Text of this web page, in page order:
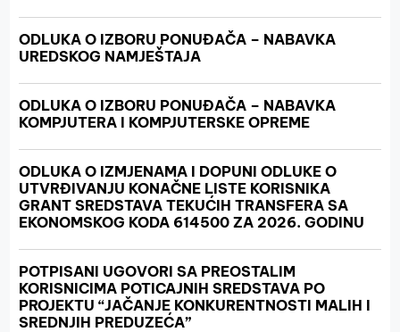
ODLUKA O IZBORU PONUĐAČA – NABAVKA
UREDSKOG NAMJEŠTAJA
ODLUKA O IZBORU PONUĐAČA – NABAVKA
KOMPJUTERA I KOMPJUTERSKE OPREME
ODLUKA O IZMJENAMA I DOPUNI ODLUKE O
UTVRĐIVANJU KONAČNE LISTE KORISNIKA
GRANT SREDSTAVA TEKUĆIH TRANSFERA SA
EKONOMSKOG KODA 614500 ZA 2026. GODINU
POTPISANI UGOVORI SA PREOSTALIM
KORISNICIMA POTICAJNIH SREDSTAVA PO
PROJEKTU “JAČANJE KONKURENTNOSTI MALIH I
SREDNJIH PREDUZEĆA”